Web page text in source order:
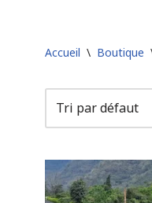
Accueil \ Boutique